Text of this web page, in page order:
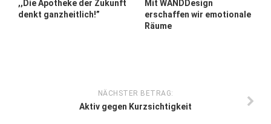
,,Die Apotheke der Zukunft
denkt ganzheitlich!”
Mit WANDDesign
erschaffen wir emotionale
Räume
NÄCHSTER BETRAG:
Aktiv gegen Kurzsichtigkeit